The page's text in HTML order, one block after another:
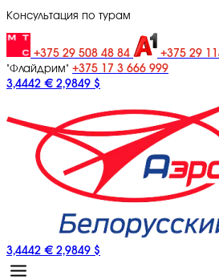
Консультация по турам
+375 29 508 48 84 +375 29
"Флайдрим" +375 17 3 666 999
3,4442 € 2,9849 $
3,4442 € 2,9849 $